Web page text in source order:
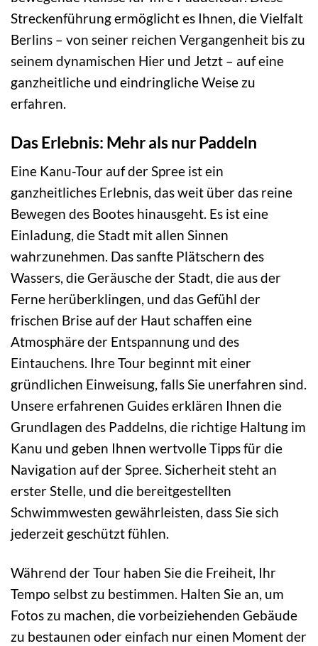
Streckenführung ermöglicht es Ihnen, die Vielfalt
Berlins – von seiner reichen Vergangenheit bis zu
seinem dynamischen Hier und Jetzt – auf eine
ganzheitliche und eindringliche Weise zu
erfahren.
Das Erlebnis: Mehr als nur Paddeln
Eine Kanu-Tour auf der Spree ist ein
ganzheitliches Erlebnis, das weit über das reine
Bewegen des Bootes hinausgeht. Es ist eine
Einladung, die Stadt mit allen Sinnen
wahrzunehmen. Das sanfte Plätschern des
Wassers, die Geräusche der Stadt, die aus der
Ferne herüberklingen, und das Gefühl der
frischen Brise auf der Haut schaffen eine
Atmosphäre der Entspannung und des
Eintauchens. Ihre Tour beginnt mit einer
gründlichen Einweisung, falls Sie unerfahren sind.
Unsere erfahrenen Guides erklären Ihnen die
Grundlagen des Paddelns, die richtige Haltung im
Kanu und geben Ihnen wertvolle Tipps für die
Navigation auf der Spree. Sicherheit steht an
erster Stelle, und die bereitgestellten
Schwimmwesten gewährleisten, dass Sie sich
jederzeit geschützt fühlen.
Während der Tour haben Sie die Freiheit, Ihr
Tempo selbst zu bestimmen. Halten Sie an, um
Fotos zu machen, die vorbeiziehenden Gebäude
zu bestaunen oder einfach nur einen Moment der